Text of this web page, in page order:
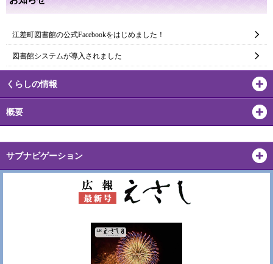
江差町図書館の公式Facebookをはじめました！
図書館システムが導入されました
くらしの情報
概要
サブナビゲーション